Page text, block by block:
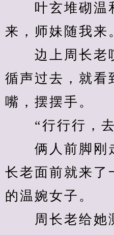
叶玄堆砌温
来，师妹随我来
边上周长老
循声过去，就看
嘴，摆摆手。
“行行行，去
俩人前脚刚
长老面前就来了
的温婉女子。
周长老给她